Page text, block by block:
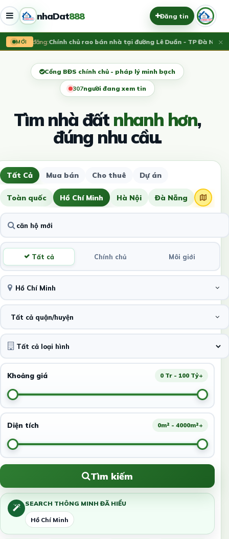
nhaDat888 Đăng tin
MỚI
Vừa đăng:Chính chủ rao bán nhà tại đường Lê Duẩn - TP Đà Nẵng;×
Cổng BĐS chính chủ - pháp lý minh bạch
306người đang xem tin
Tìm nhà đấtnhanh hơn,
đúng nhu cầu.
Tất Cả Mua bán Cho thuê Dự án
Toàn quốc Hồ Chí Minh Hà Nội Đà Nẵng
Tất cả Chính chủ Môi giới
Hồ Chí Minh
Tất cả quận/huyện
Khoảng giá 0 Tr - 100 Tỷ+
Diện tích 0m² - 4000m²+
Tìm kiếm
SEARCH THÔNG MINH ĐÃ HIỂU
Hồ Chí Minh